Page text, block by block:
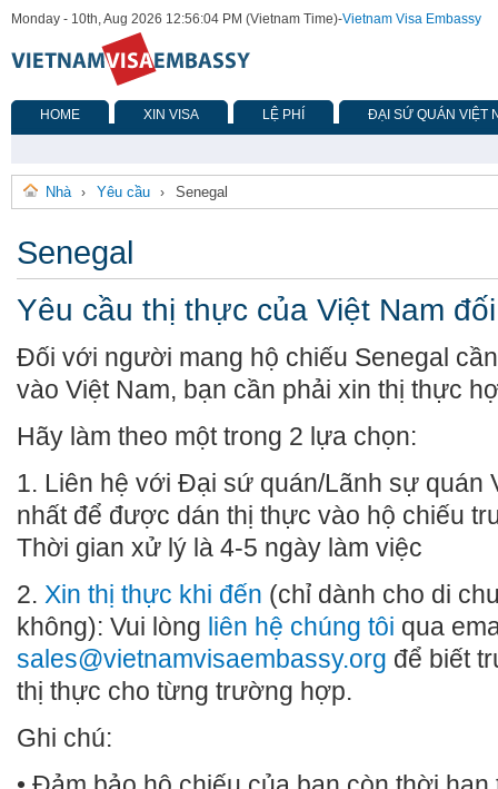
Monday - 10th, Aug 2026 12:56:04 PM (Vietnam Time)-Vietnam Visa Embassy
HOME XIN VISA LỆ PHÍ ĐẠI SỨ QUÁN VIỆT
Nhà › Yêu cầu › Senegal
Senegal
Yêu cầu thị thực của Việt Nam
Đối với người mang hộ chiếu Senegal
vào Việt Nam, bạn cần phải xin thị thực
Hãy làm theo một trong 2 lựa chọn:
1. Liên hệ với Đại sứ quán/Lãnh sự quán
nhất để được dán thị thực vào hộ chiếu
Thời gian xử lý là 4-5 ngày làm việc
2. Xin thị thực khi đến (chỉ dành cho di
không): Vui lòng liên hệ chúng tôi qua
sales@vietnamvisaembassy.org để biết
thị thực cho từng trường hợp.
Ghi chú: